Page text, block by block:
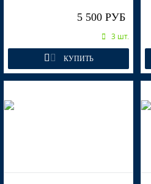
PXA - PURPLE FANTASIA
PXA - PURPLE FANTASIA
5 500 РУБ
3 шт.
КУПИТЬ